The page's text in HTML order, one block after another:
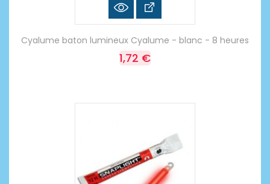
Cyalume baton lumineux Cyalume - blanc - 8 heures
1,72 €